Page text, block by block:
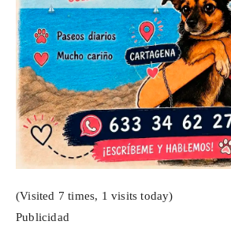
(Visited 7 times, 1 visits today)
Publicidad